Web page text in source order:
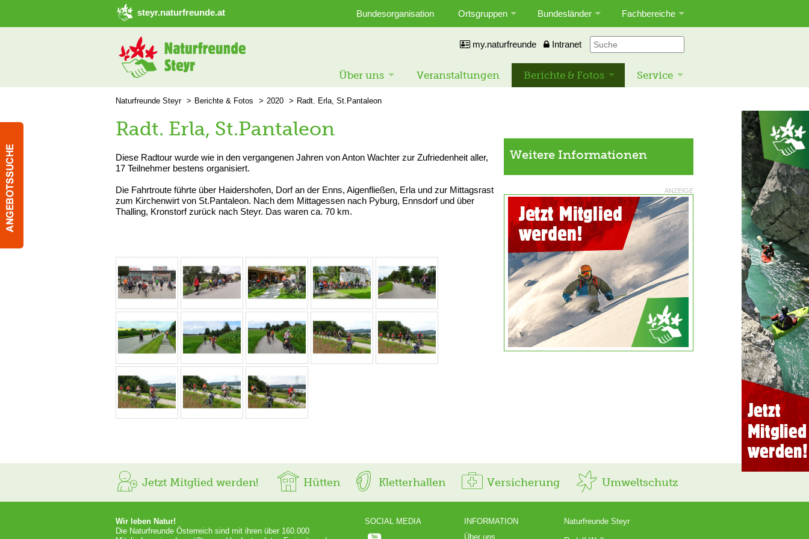
➜ Hauptregion der Seite anspringen
steyr.naturfreunde.at Bundesorganisation Ortsgruppen Bundesländer Fachbereiche
my.naturfreunde Intranet
Über uns Veranstaltungen Berichte & Fotos Service
Naturfreunde Steyr Berichte & Fotos 2020 Radt. Erla, St.Pantaleon
Radt. Erla, St.Pantaleon
Diese Radtour wurde wie in den vergangenen Jahren von Anton Wachter zur Zufriedenheit aller,
17 Teilnehmer bestens organisiert.
Die Fahrtroute führte über Haidershofen, Dorf an der Enns, Aigenfließen, Erla und zur Mittagsrast
zum Kirchenwirt von St.Pantaleon. Nach dem Mittagessen nach Pyburg, Ennsdorf und über
Thalling, Kronstorf zurück nach Steyr. Das waren ca. 70 km.
Weitere Informationen
ANZEIGE
Jetzt Mitglied werden! Hütten Kletterhallen Versicherung Umweltschutz
Wir leben Natur!
Die Naturfreunde Österreich sind mit ihren über 160.000
SOCIAL MEDIA
INFORMATION
Über uns
Naturfreunde Steyr